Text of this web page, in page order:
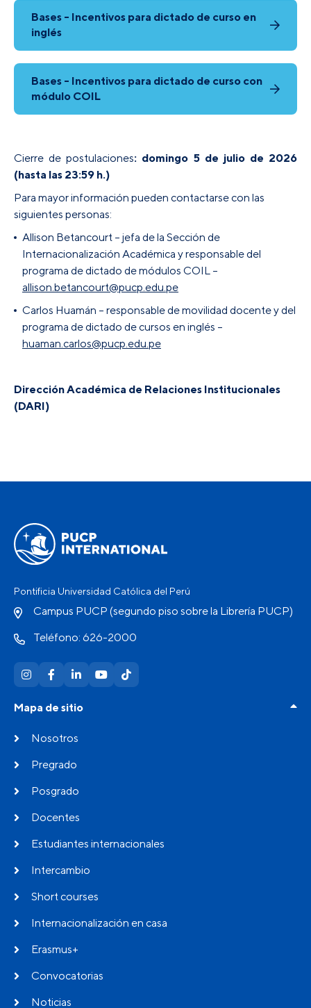
Bases - Incentivos para dictado de curso en
inglés
Bases - Incentivos para dictado de curso con
módulo COIL
Cierre de postulaciones: domingo 5 de julio de 2026
(hasta las 23:59 h.)
Para mayor información pueden contactarse con las
siguientes personas:
Allison Betancourt – jefa de la Sección de
Internacionalización Académica y responsable del
programa de dictado de módulos COIL –
allison.betancourt@pucp.edu.pe
Carlos Huamán – responsable de movilidad docente y del
programa de dictado de cursos en inglés –
huaman.carlos@pucp.edu.pe
Dirección Académica de Relaciones Institucionales
(DARI)
Pontificia Universidad Católica del Perú
Campus PUCP (segundo piso sobre la Librería PUCP)
Teléfono: 626-2000
Mapa de sitio
Nosotros
Pregrado
Posgrado
Docentes
Estudiantes internacionales
Intercambio
Short courses
Internacionalización en casa
Erasmus+
Convocatorias
Noticias